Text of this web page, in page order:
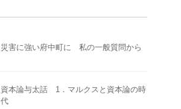
災害に強い府中町に 私の一般質問から
資本論与太話 1．マルクスと資本論の時
代